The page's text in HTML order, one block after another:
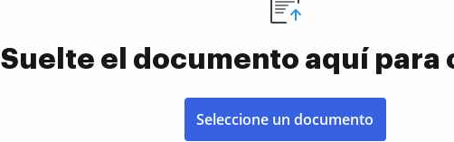
Suelte el documento aquí para
Seleccione un documento